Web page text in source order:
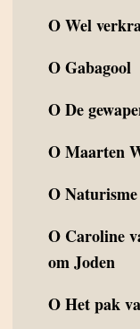
OWel
OGabagool
ODe
OMaarten
O
O Caroline
om Joden
OHet pak